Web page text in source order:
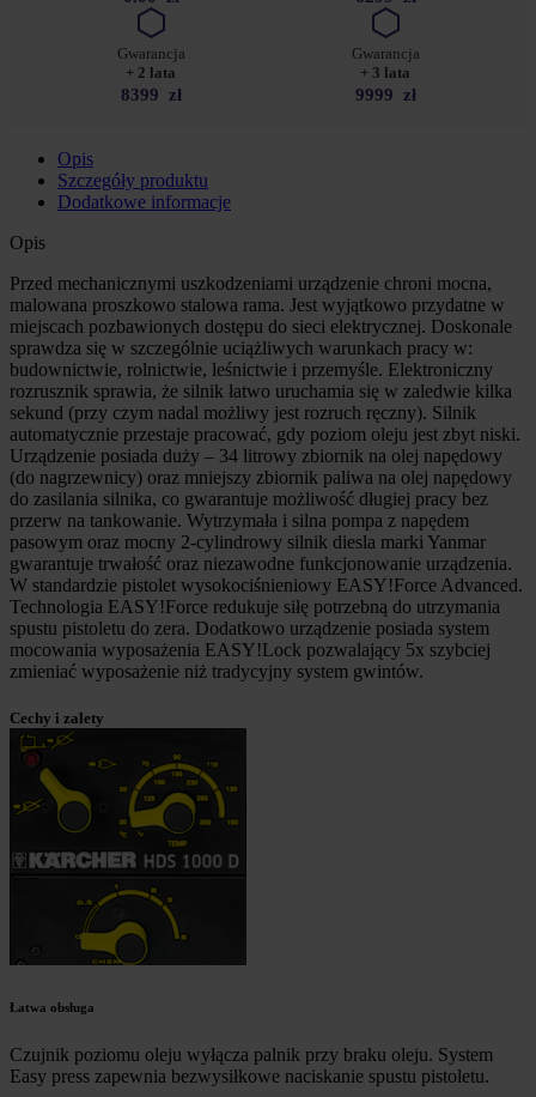
Gwarancja
+ 2 lata
8399 zł
Gwarancja
+ 3 lata
9999 zł
Opis
Szczegóły produktu
Dodatkowe informacje
Opis
Przed mechanicznymi uszkodzeniami urządzenie chroni mocna,
malowana proszkowo stalowa rama. Jest wyjątkowo przydatne w
miejscach pozbawionych dostępu do sieci elektrycznej. Doskonale
sprawdza się w szczególnie uciążliwych warunkach pracy w:
budownictwie, rolnictwie, leśnictwie i przemyśle. Elektroniczny
rozrusznik sprawia, że silnik łatwo uruchamia się w zaledwie kilka
sekund (przy czym nadal możliwy jest rozruch ręczny). Silnik
automatycznie przestaje pracować, gdy poziom oleju jest zbyt niski.
Urządzenie posiada duży – 34 litrowy zbiornik na olej napędowy
(do nagrzewnicy) oraz mniejszy zbiornik paliwa na olej napędowy
do zasilania silnika, co gwarantuje możliwość długiej pracy bez
przerw na tankowanie. Wytrzymała i silna pompa z napędem
pasowym oraz mocny 2-cylindrowy silnik diesla marki Yanmar
gwarantuje trwałość oraz niezawodne funkcjonowanie urządzenia.
W standardzie pistolet wysokociśnieniowy EASY!Force Advanced.
Technologia EASY!Force redukuje siłę potrzebną do utrzymania
spustu pistoletu do zera. Dodatkowo urządzenie posiada system
mocowania wyposażenia EASY!Lock pozwalający 5x szybciej
zmieniać wyposażenie niż tradycyjny system gwintów.
Cechy i zalety
Łatwa obsługa
Czujnik poziomu oleju wyłącza palnik przy braku oleju. System
Easy press zapewnia bezwysiłkowe naciskanie spustu pistoletu.